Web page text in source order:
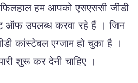
हम आपको एसएससी जीडी
ऑफ उपलब्ध करवा रहे हैं । जिन
कांस्टेबल एग्जाम हो चुका है ।
शुरू कर देनी चाहिए ।